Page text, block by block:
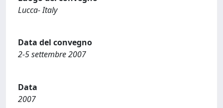
Lucca- Italy
Data del convegno
2-5 settembre 2007
Data
2007